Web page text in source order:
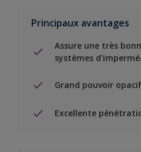
Principaux avantages
Assure une très
systèmes
Grand pouvoir
Excellente